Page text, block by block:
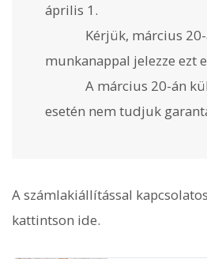
április 1.
Kérjük, március 20-
munkanappal jelezze ezt
A március 20-án
esetén nem tudjuk
A számlakiállítással
kattintson ide.